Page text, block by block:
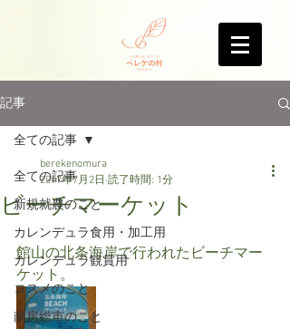
記事
全ての記事
新規就農のこと
カレンデュラ食用・加工用
カレンデュラ観賞用
コスメのこと
南房総市のこと
全ての記事
ビーチマーケット
berekenomura
2017年7月2日 読了時間: 1分
館山の北条海岸で行われたビーチマー
ケット。